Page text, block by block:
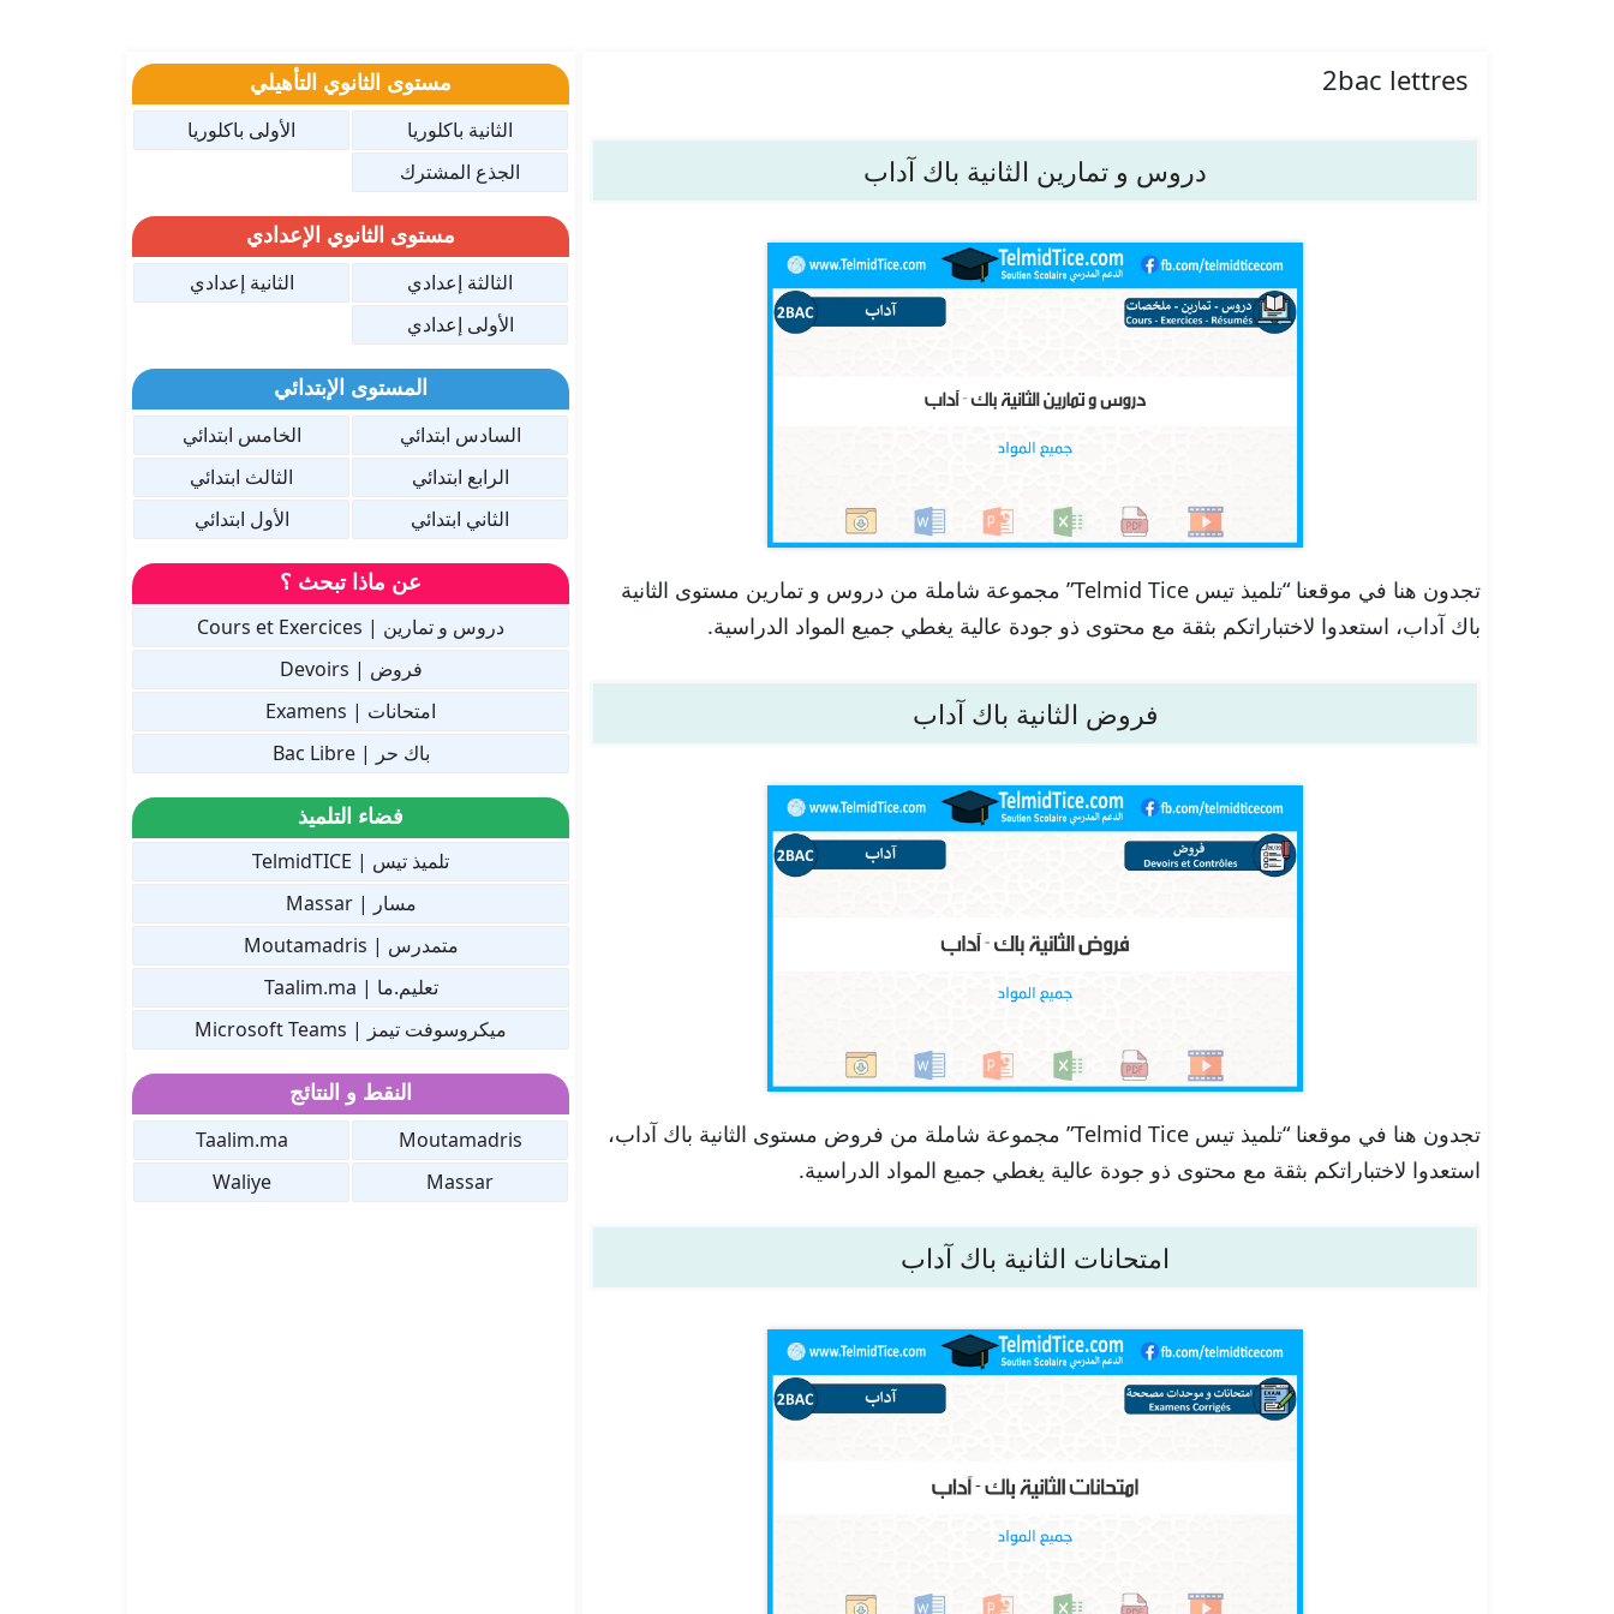
2bac lettres
دروس و تمارين الثانية باك آداب
تجدون هنا في موقعنا “تلميذ تيس Telmid Tice” مجموعة شاملة من دروس و تمارين مستوى الثانية
باك آداب، استعدوا لاختباراتكم بثقة مع محتوى ذو جودة عالية يغطي جميع المواد الدراسية.
فروض الثانية باك آداب
تجدون هنا في موقعنا “تلميذ تيس Telmid Tice” مجموعة شاملة من فروض مستوى الثانية باك آداب،
استعدوا لاختباراتكم بثقة مع محتوى ذو جودة عالية يغطي جميع المواد الدراسية.
امتحانات الثانية باك آداب
مستوى الثانوي التأهيلي
الثانية باكلوريا
الأولى باكلوريا
الجذع المشترك
مستوى الثانوي الإعدادي
الثالثة إعدادي
الثانية إعدادي
الأولى إعدادي
المستوى الإبتدائي
السادس ابتدائي
الخامس ابتدائي
الرابع ابتدائي
الثالث ابتدائي
الثاني ابتدائي
الأول ابتدائي
عن ماذا تبحث ؟
دروس و تمارين | Cours et Exercices
فروض | Devoirs
امتحانات | Examens
باك حر | Bac Libre
فضاء التلميذ
تلميذ تيس | TelmidTICE
مسار | Massar
متمدرس | Moutamadris
تعليم.ما | Taalim.ma
ميكروسوفت تيمز | Microsoft Teams
النقط و النتائج
Moutamadris
Taalim.ma
Massar
Waliye